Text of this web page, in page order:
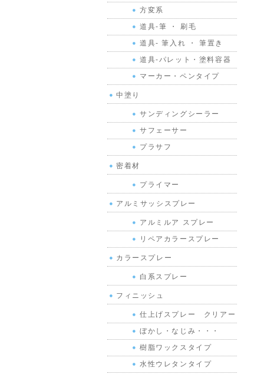
方変系
道具-筆 ・ 刷毛
道具- 筆入れ ・ 筆置き
道具-パレット・塗料容器
マーカー・ペンタイプ
中塗り
サンディングシーラー
サフェーサー
プラサフ
密着材
プライマー
アルミサッシスプレー
アルミルア スプレー
リペアカラースプレー
カラースプレー
白系スプレー
フィニッシュ
仕上げスプレー クリアー
ぼかし・なじみ・・・
樹脂ワックスタイプ
水性ウレタンタイプ